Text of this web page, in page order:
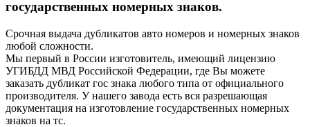
государственных номерных знаков.
Срочная выдача дубликатов авто номеров и номерных знаков
любой сложности.
Мы первый в России изготовитель, имеющий лицензию
УГИБДД МВД Российской Федерации, где Вы можете
заказать дубликат гос знака любого типа от официального
производителя. У нашего завода есть вся разрешающая
документация на изготовление государственных номерных
знаков на тс.